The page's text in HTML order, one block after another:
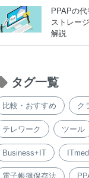
PPAPの
ストレー
解説
タグ一覧
比較・おすすめ ク
テレワーク ツール
Business+IT
電子帳簿保存法